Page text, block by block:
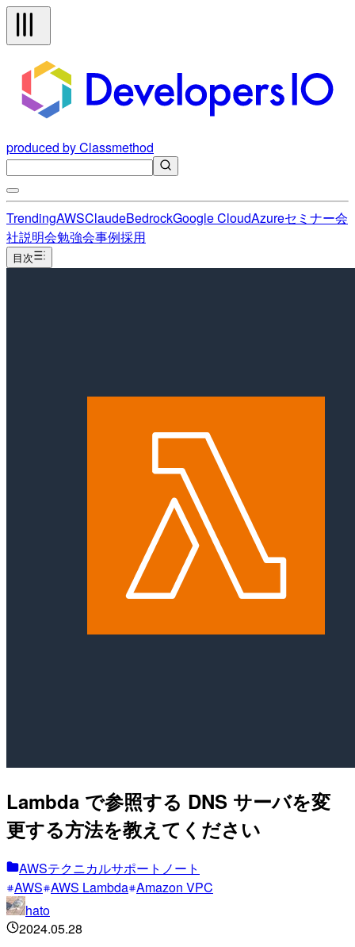
produced by Classmethod
TrendingAWSClaudeBedrockGoogle CloudAzureセミナー会
社説明会勉強会事例採用
目次
Lambda で参照する DNS サーバを変
更する方法を教えてください
AWSテクニカルサポートノート
AWS AWS Lambda Amazon VPC
hato
2024.05.28